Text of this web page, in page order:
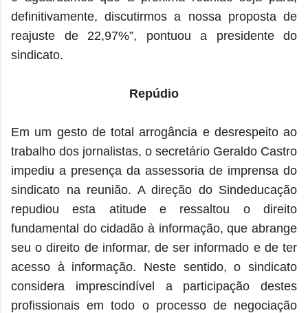
definitivamente, discutirmos a nossa proposta de
reajuste de 22,97%”, pontuou a presidente do
sindicato.
Repúdio
Em um gesto de total arrogância e desrespeito ao
trabalho dos jornalistas, o secretário Geraldo Castro
impediu a presença da assessoria de imprensa do
sindicato na reunião. A direção do Sindeducação
repudiou esta atitude e ressaltou o direito
fundamental do cidadão à informação, que abrange
seu o direito de informar, de ser informado e de ter
acesso à informação. Neste sentido, o sindicato
considera imprescindível a participação destes
profissionais em todo o processo de negociação